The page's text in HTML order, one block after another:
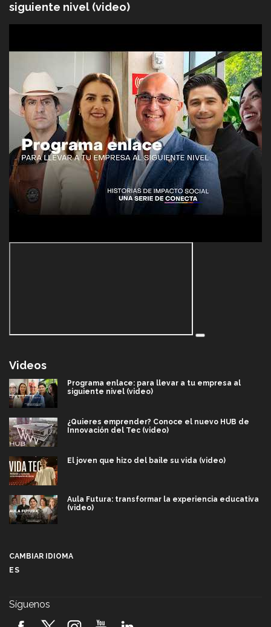
siguiente nivel (video)
Videos
Programa enlace: para llevar a tu empresa al
siguiente nivel (video)
¿Quieres emprender? Conoce el nuevo HUB de
Innovación del Tec (video)
El joven que hizo del baile su vida (video)
Aula Futura: transformar la experiencia educativa
(video)
2026! (video)
CAMBIAR IDIOMA
ES
Síguenos